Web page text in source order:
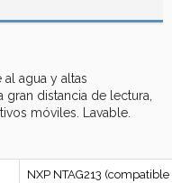
al agua y altas
distancia de lectura,
móviles. Lavable.
NXP NTAG213